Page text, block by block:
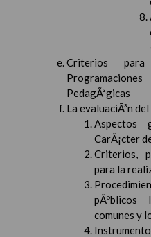
Criterios
PedagÃ³gicas
La evaluaciÃ³n
Aspectos
CarÃ¡cter
Criterios,
para la
pÃºblicos
comunes y